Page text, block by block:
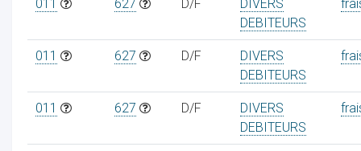
011 627 D/F
DIVERS
DEBITEURS
011 627 D/F
DIVERS
DEBITEURS
011 627 D/F
DIVERS
DEBITEURS